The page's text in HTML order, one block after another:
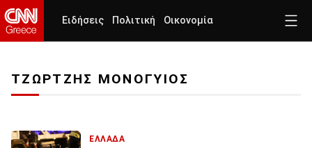
Ειδήσεις Πολιτική Οικονομία
ΤΖΩΡΤΖΗΣ ΜΟΝΟΓΥΙΟΣ
ΕΛΛΑΔΑ